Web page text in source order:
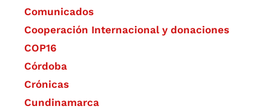
Comunicados
Cooperación Internacional y donaciones
COP16
Córdoba
Crónicas
Cundinamarca